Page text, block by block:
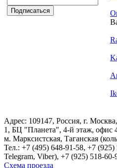
Адрес: 109147, Россия, г.
1, БЦ "Планета", 4-й этаж, офис
м. Марксистская, Таганская
Тел.: +7 (495) 648-91-58, +7 (925)
Telegram, Viber), +7 (925) 518-60-
Схема проезда